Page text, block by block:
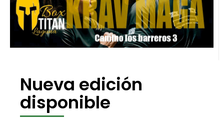
Nueva edición
disponible